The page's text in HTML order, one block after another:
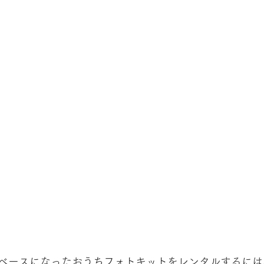
ースになったおうちフォトキットをレンタルするに